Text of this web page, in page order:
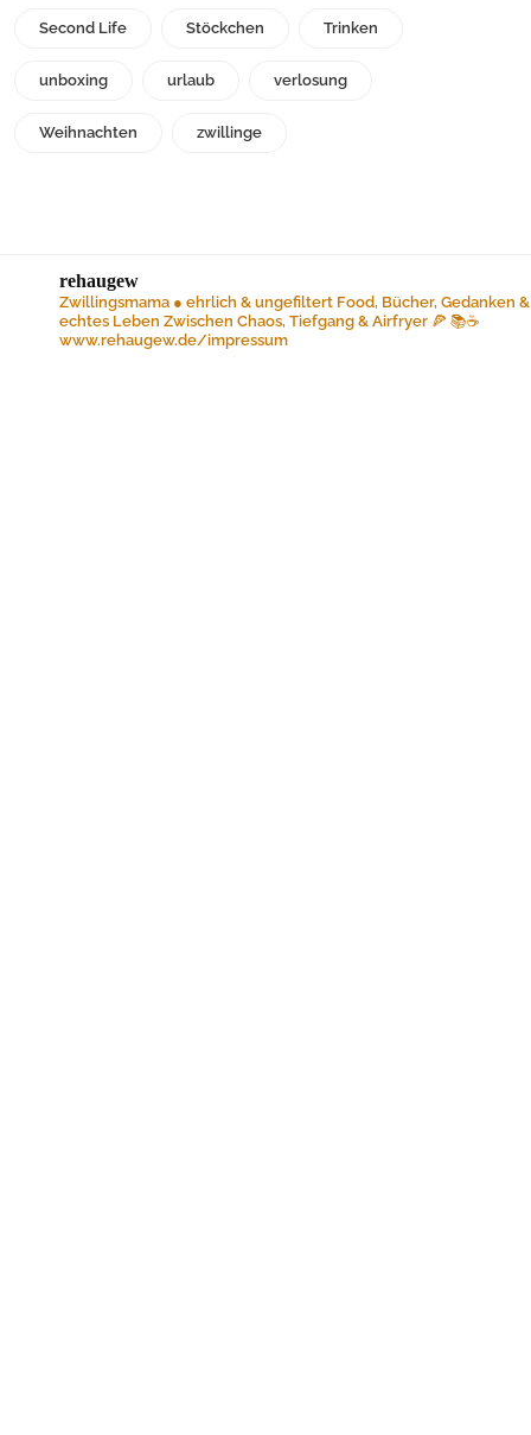
Second Life Stöckchen Trinken
unboxing urlaub verlosung
Weihnachten zwillinge
rehaugew
Zwillingsmama ● ehrlich & ungefiltert Food, Bücher, Gedanken &
echtes Leben Zwischen Chaos, Tiefgang & Airfryer 🍕 📚☕️
www.rehaugew.de/impressum